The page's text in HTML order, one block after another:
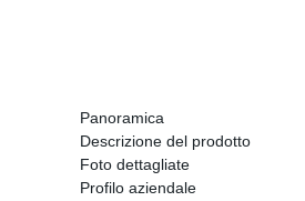
Panoramica
Descrizione del prodotto
Foto dettagliate
Profilo aziendale